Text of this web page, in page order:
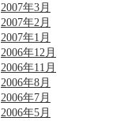
2007年3月
2007年2月
2007年1月
2006年12月
2006年11月
2006年8月
2006年7月
2006年5月